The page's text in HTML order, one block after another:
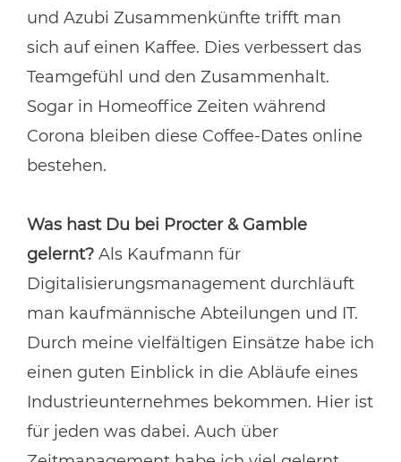
und Azubi Zusammenkünfte trifft man
sich auf einen Kaffee. Dies verbessert das
Teamgefühl und den Zusammenhalt.
Sogar in Homeoffice Zeiten während
Corona bleiben diese Coffee-Dates online
bestehen.
Was hast Du bei Procter & Gamble
gelernt? Als Kaufmann für
Digitalisierungsmanagement durchläuft
man kaufmännische Abteilungen und IT.
Durch meine vielfältigen Einsätze habe ich
einen guten Einblick in die Abläufe eines
Industrieunternehmes bekommen. Hier ist
für jeden was dabei. Auch über